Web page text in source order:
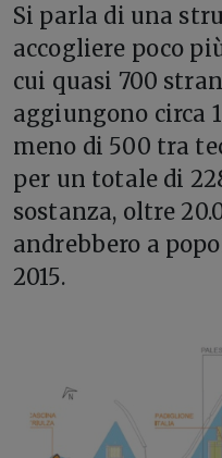
Si parla di una
accogliere poco
cui quasi 700
aggiungono circa
meno di 500 tra
per un totale di
sostanza, oltre
andrebbero a
2015.